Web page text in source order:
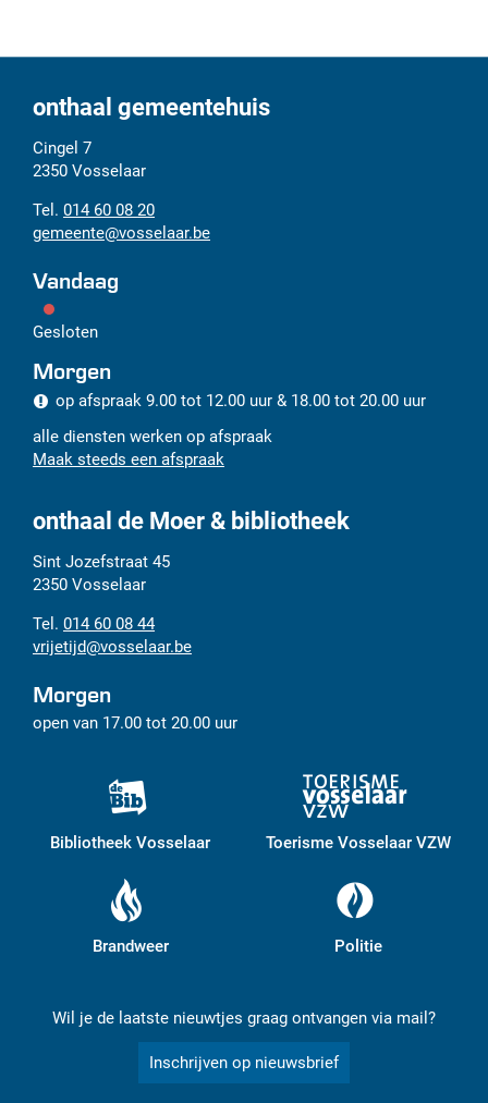
onthaal gemeentehuis
Adres
Cingel 7
2350 Vosselaar
Tel.
014 60 08 20
E-
mail
gemeente@vosselaar.be
Vandaag
Gesloten
Morgen
op afspraak 9.00 tot 12.00 uur & 18.00 tot 20.00 uur
alle diensten werken op afspraak
Maak steeds een afspraak
onthaal de Moer & bibliotheek
Adres
Sint Jozefstraat 45
2350 Vosselaar
Tel.
014 60 08 44
E-
mail
vrijetijd@vosselaar.be
Morgen
open van 17.00 tot 20.00 uur
Bibliotheek Vosselaar Toerisme Vosselaar VZW
Brandweer Politie
Wil je de laatste nieuwtjes graag ontvangen via mail?
Inschrijven op nieuwsbrief